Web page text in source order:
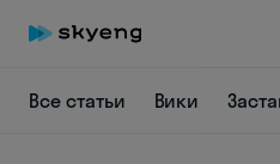
Все статьи Вики